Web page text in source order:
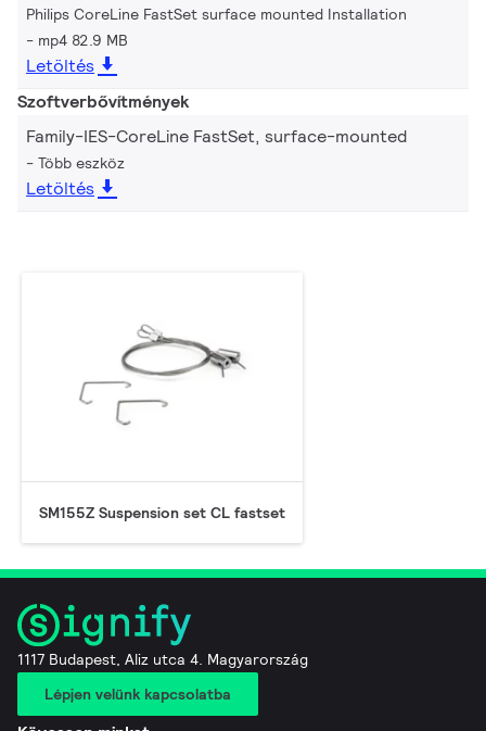
Philips CoreLine FastSet surface mounted Installation
mp4 82.9 MB
Letöltés
Szoftverbővítmények
Family-IES-CoreLine FastSet, surface-mounted
Több eszköz
Letöltés
SM155Z Suspension set CL fastset
1117 Budapest, Aliz utca 4. Magyarország
Lépjen velünk kapcsolatba